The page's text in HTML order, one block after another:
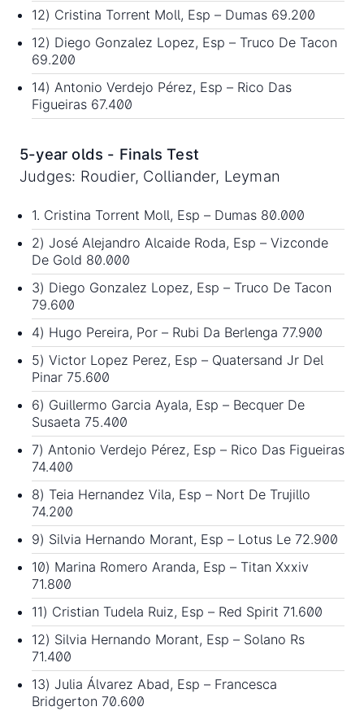
12) Cristina Torrent Moll, Esp – Dumas 69.200
12) Diego Gonzalez Lopez, Esp – Truco De Tacon
69.200
14) Antonio Verdejo Pérez, Esp – Rico Das
Figueiras 67.400
5-year olds - Finals Test
Judges: Roudier, Colliander, Leyman
1. Cristina Torrent Moll, Esp – Dumas 80.000
2) José Alejandro Alcaide Roda, Esp – Vizconde
De Gold 80.000
3) Diego Gonzalez Lopez, Esp – Truco De Tacon
79.600
4) Hugo Pereira, Por – Rubi Da Berlenga 77.900
5) Victor Lopez Perez, Esp – Quatersand Jr Del
Pinar 75.600
6) Guillermo Garcia Ayala, Esp – Becquer De
Susaeta 75.400
7) Antonio Verdejo Pérez, Esp – Rico Das Figueiras
74.400
8) Teia Hernandez Vila, Esp – Nort De Trujillo
74.200
9) Silvia Hernando Morant, Esp – Lotus Le 72.900
10) Marina Romero Aranda, Esp – Titan Xxxiv
71.800
11) Cristian Tudela Ruiz, Esp – Red Spirit 71.600
12) Silvia Hernando Morant, Esp – Solano Rs
71.400
13) Julia Álvarez Abad, Esp – Francesca
Bridgerton 70.600